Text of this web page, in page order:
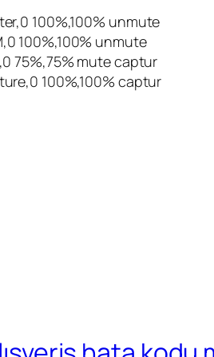
100%,100% unmute
100%,100% unmute
75%,75% mute captur
100%,100% captur